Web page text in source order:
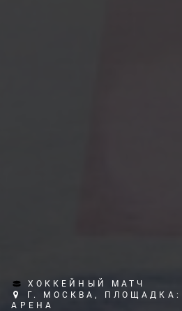
ХОККЕЙНЫЙ МАТЧ
Г. МОСКВА, ПЛОЩАДКА:
АРЕНА